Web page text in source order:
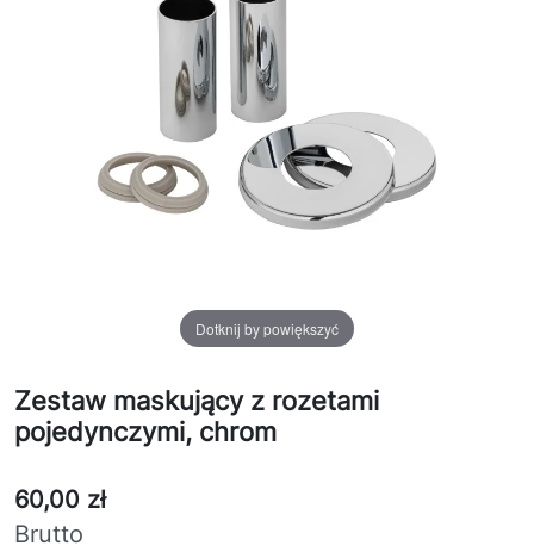
Dotknij by powiększyć
Zestaw maskujący z rozetami
pojedynczymi, chrom
60,00 zł
Brutto